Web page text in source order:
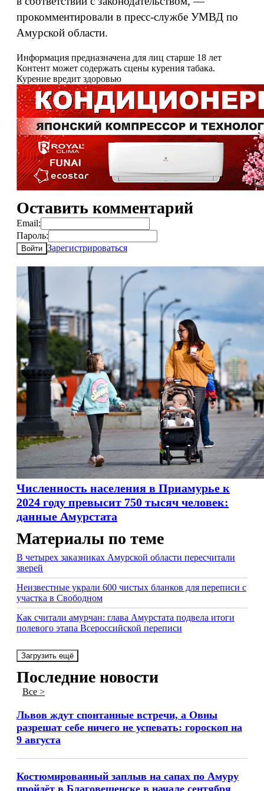
прокомментировали в пресс-службе УМВД по
Амурской области.
Информация предназначена для лиц старше 18 лет
Контент может содержать сцены курения табака.
Курение вредит здоровью
Оставить комментарий
Email:
Пароль:
Войти Зарегистрироваться
Численность населения в Приамурье к
2024 году превысит 750 тысяч человек:
данные Амурстата
Материалы по теме
В четырех заказниках Амурской области пересчитали
зверей
Неизвестные украли 600 чистых бланков для переписи с
участка в Свободном
Как считали амурчан: глава Амурстата подвела итоги
полевого этапа Всероссийской переписи
Загрузить ещё
Последние новости
Все >
Львов ждут спонтанные встречи, а Овны
разрешат себе ничего не успевать: гороскоп на
9 августа
Костюмированный заплыв на сапах по Амуру
пройдёт в Благовещенске в начале сентября